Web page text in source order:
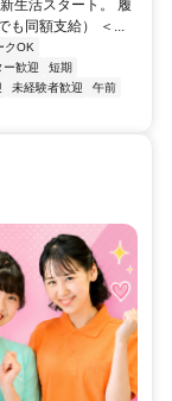
生活スタート。 履
も同額支給） ＜...
クOK
ー歓迎
短期
未経験者歓迎
午前